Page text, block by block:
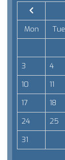
Mon
Tue
3
4
10
11
17
18
24
25
31